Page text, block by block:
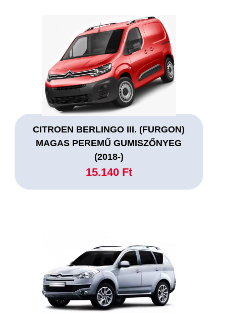
CITROEN BERLINGO III. (FURGON)
MAGAS PEREMŰ GUMISZŐNYEG
(2018-)
15.140 Ft